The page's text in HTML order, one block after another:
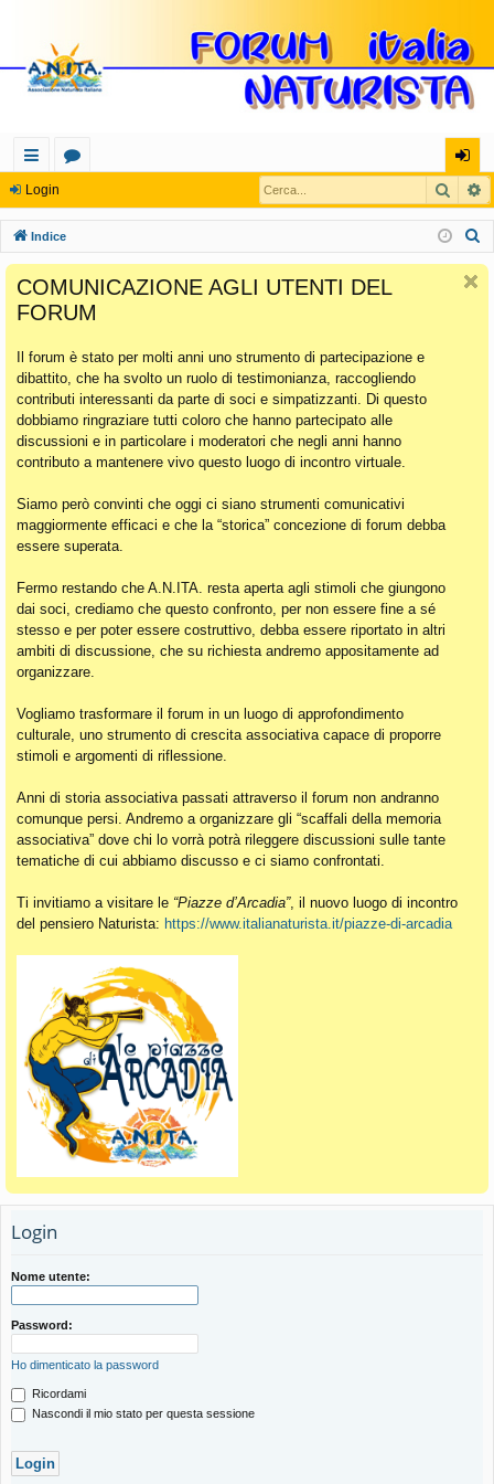
oll
eg
a
m
en
ti
Ra
pi
di
u
m
og
in
Login Cerca
Indice
COMUNICAZIONE AGLI UTENTI DEL
FORUM
Il forum è stato per molti anni uno strumento di partecipazione e
dibattito, che ha svolto un ruolo di testimonianza, raccogliendo
contributi interessanti da parte di soci e simpatizzanti. Di questo
dobbiamo ringraziare tutti coloro che hanno partecipato alle
discussioni e in particolare i moderatori che negli anni hanno
contributo a mantenere vivo questo luogo di incontro virtuale.
Siamo però convinti che oggi ci siano strumenti comunicativi
maggiormente efficaci e che la “storica” concezione di forum debba
essere superata.
Fermo restando che A.N.ITA. resta aperta agli stimoli che giungono
dai soci, crediamo che questo confronto, per non essere fine a sé
stesso e per poter essere costruttivo, debba essere riportato in altri
ambiti di discussione, che su richiesta andremo appositamente ad
organizzare.
Vogliamo trasformare il forum in un luogo di approfondimento
culturale, uno strumento di crescita associativa capace di proporre
stimoli e argomenti di riflessione.
Anni di storia associativa passati attraverso il forum non andranno
comunque persi. Andremo a organizzare gli “scaffali della memoria
associativa” dove chi lo vorrà potrà rileggere discussioni sulle tante
tematiche di cui abbiamo discusso e ci siamo confrontati.
Ti invitiamo a visitare le “Piazze d’Arcadia”, il nuovo luogo di incontro
del pensiero Naturista: https://www.italianaturista.it/piazze-di-arcadia
Login
Nome utente:
Password:
Ho dimenticato la password
Ricordami
Nascondi il mio stato per questa sessione